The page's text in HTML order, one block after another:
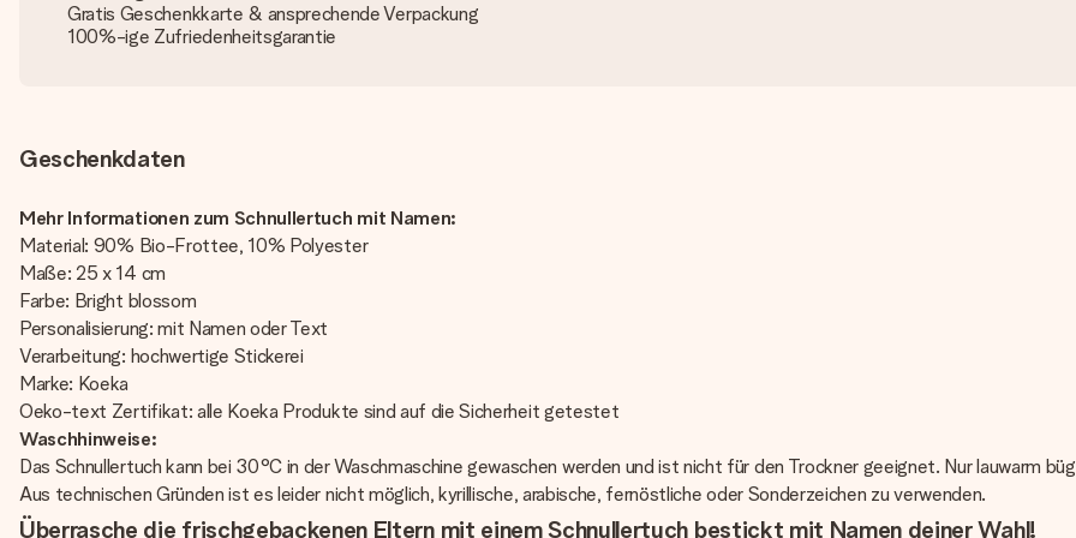
Gratis Geschenkkarte & ansprechende Verpackung
100%-ige Zufriedenheitsgarantie
Geschenkdaten
Mehr Informationen zum Schnullertuch mit Namen:
Material: 90% Bio-Frottee, 10% Polyester
Maße: 25 x 14 cm
Farbe: Bright blossom
Personalisierung: mit Namen oder Text
Verarbeitung: hochwertige Stickerei
Marke: Koeka
Oeko-text Zertifikat: alle Koeka Produkte sind auf die Sicherheit getestet
Waschhinweise:
Das Schnullertuch kann bei 30°C in der Waschmaschine gewaschen werden und ist nicht für den Trockner geeignet. Nur lauwarm
Aus technischen Gründen ist es leider nicht möglich, kyrillische, arabische, fernöstliche oder Sonderzeichen zu verwenden.
Überrasche die frischgebackenen Eltern mit einem Schnullertuch bestickt mit Namen deiner Wahl!